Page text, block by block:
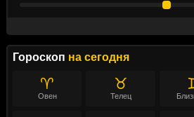
Гороскоп на сегодня
♈
Овен
♉
Телец